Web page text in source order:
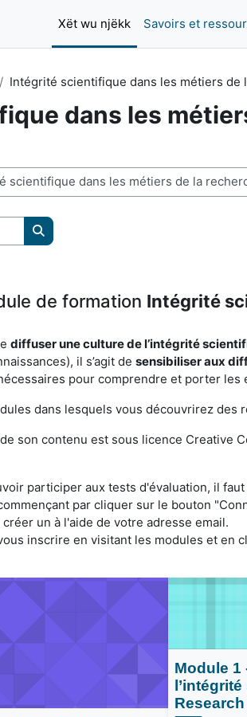
Xët wu njëkk
Savoirs et
Intégrité scientifique dans les métiers de
dans les
Seet ab bind
de formation Intégrité
diffuser une culture de l’intégrité
il s’agit de sensibiliser aux
pour comprendre et porter les
dans lesquels vous découvrirez
son contenu est sous licence Creative
participer aux tests d'évaluation, il
par cliquer sur le bouton
un à l'aide de votre adresse email.
inscrire en visitant les modules et en
scientifique dans les
Module 1